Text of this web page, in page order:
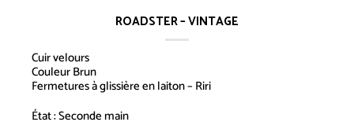
ROADSTER – VINTAGE
Cuir velours
Couleur Brun
Fermetures à glissière en laiton – Riri
État : Seconde main